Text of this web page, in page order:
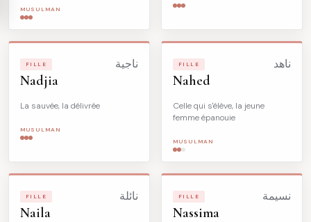
MUSULMAN
FILLE ناجية
Nadjia
La sauvée, la délivrée
MUSULMAN
FILLE ناهد
Nahed
Celle qui s'élève, la jeune
femme épanouie
MUSULMAN
FILLE نائلة
Naila
FILLE نسيمة
Nassima